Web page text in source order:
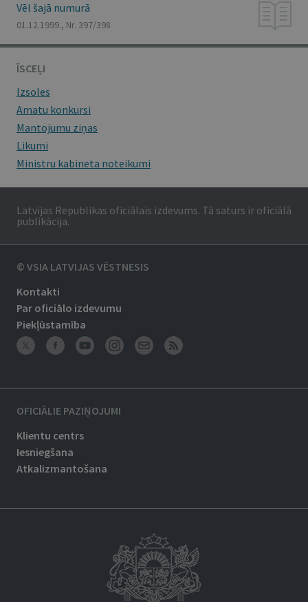
Vēl šajā numurā
01.12.1999., Nr. 397/398
ĪSCEĻI
Izsoles
Amatu konkursi
Mantojumu ziņas
Likumi
Ministru kabineta noteikumi
Latvijas Republikas oficiālais izdevums. Tā saturs ir oficiālā
publikācija.
© VSIA LATVIJAS VĒSTNESIS
Kontakti
Par oficiālo izdevumu
Piekļūstamība
OFICIĀLIE PAZIŅOJUMI
Klientu centrs
Iesniegšana
Atkalizmantošana